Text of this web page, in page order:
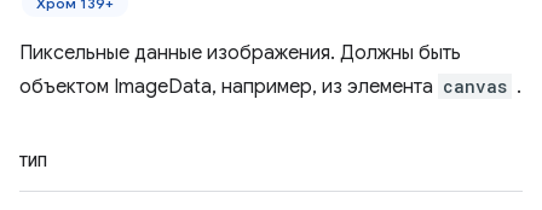
Пиксельные данные изображения. Должны быть
объектом ImageData, например, из элемента canvas .
ТИП